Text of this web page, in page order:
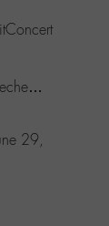
…
29,